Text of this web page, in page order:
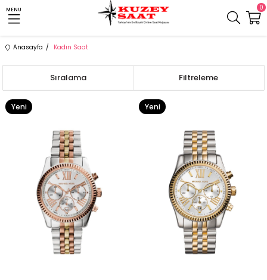
MENU 0
Anasayfa Kadın Saat
Filtreleme
Sıralama
Yeni
Yeni